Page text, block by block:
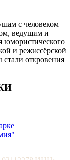
с человеком
ведущим и
юмористического
и режиссёрской
откровения